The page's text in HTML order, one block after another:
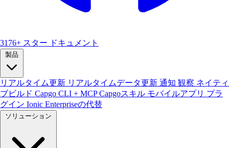
3176+ スター ドキュメント
製品
リアルタイム更新 リアルタイムデータ更新 通知 観察 ネイティ
ブビルド Capgo CLI + MCPCapgoスキル モバイルアプリ プラ
グイン Ionic Enterpriseの代替
ソリューション